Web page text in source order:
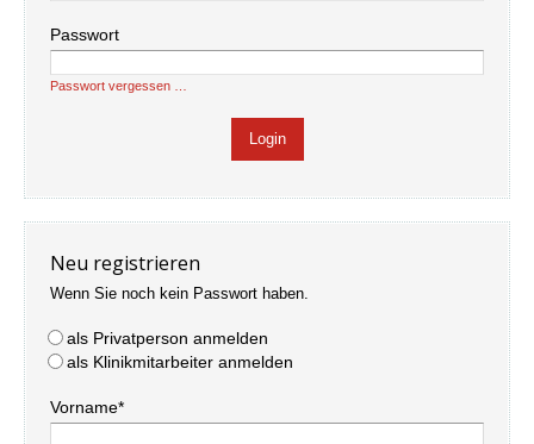
Passwort
Passwort vergessen …
Neu registrieren
Wenn Sie noch kein Passwort haben.
als Privatperson anmelden
als Klinikmitarbeiter anmelden
Vorname*